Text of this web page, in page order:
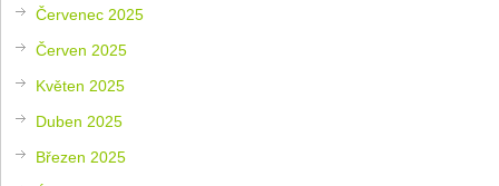
Červenec 2025
Červen 2025
Květen 2025
Duben 2025
Březen 2025